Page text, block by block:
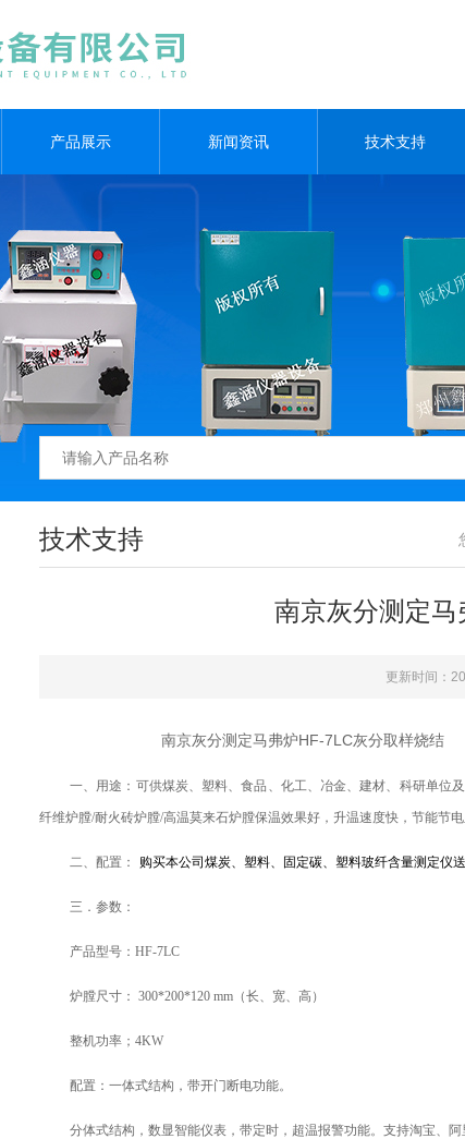
产品展示 新闻资讯 技术支持
技术支持
南京灰分测定
更新时间：
南京灰分测定马弗炉HF-7LC灰分取样烧结
一、用途： 可供煤炭、塑料、食品、 化工、冶金、建材、科研单位
纤维炉膛/耐火砖炉膛/高温莫来石炉膛保温效果好，升温速度快，节能节
二、配置： 购买本公司煤炭、 塑料、固定碳、 塑料玻纤含量测定仪
三．参数：
产品型号： HF-7LC
炉膛尺寸： 300*200*120 mm （长、宽、高）
整机功率； 4KW
配置：一体式结构，带开门断电功能。
分体式结构，数显智能仪表，带定时，超温报警功能。支持淘宝、阿